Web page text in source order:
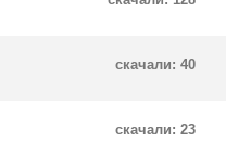
скачали: 40
скачали: 23